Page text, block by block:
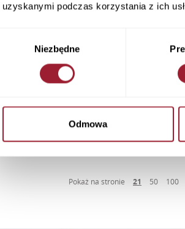
uzyskanymi podczas korzystania z ich
Niezbędne
Odmowa
Jeansy damskie niebieskie
279,90 PLN
Pokaż na stronie 21 50 100